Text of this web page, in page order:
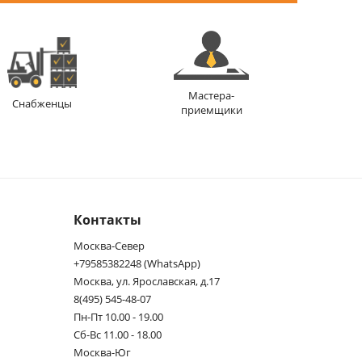
Снабженцы
Мастера-
приемщики
Контакты
Москва-Север
+79585382248 (WhatsApp)
Москва, ул. Ярославская, д.17
8(495) 545-48-07
Пн-Пт 10.00 - 19.00
Сб-Вс 11.00 - 18.00
Москва-Юг